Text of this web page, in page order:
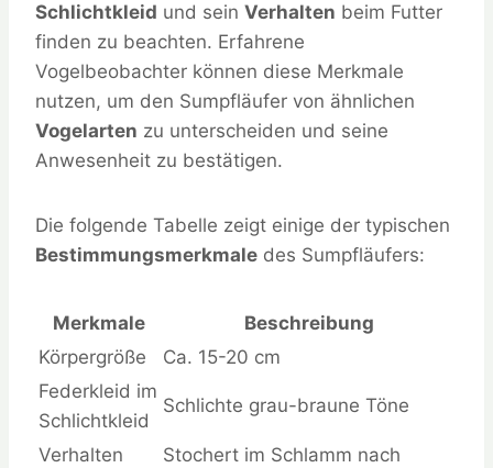
Schlichtkleid und sein Verhalten beim Futter
finden zu beachten. Erfahrene
Vogelbeobachter können diese Merkmale
nutzen, um den Sumpfläufer von ähnlichen
Vogelarten zu unterscheiden und seine
Anwesenheit zu bestätigen.
Die folgende Tabelle zeigt einige der typischen
Bestimmungsmerkmale des Sumpfläufers:
Merkmale
Beschreibung
Körpergröße
Ca. 15-20 cm
Federkleid im
Schlichtkleid
Schlichte grau-braune Töne
Verhalten
Stochert im Schlamm nach